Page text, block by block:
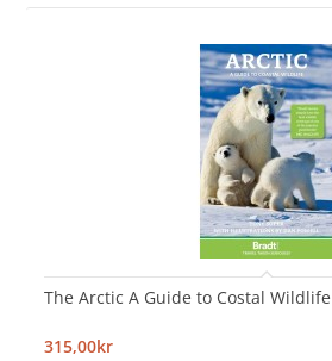
The Arctic A Guide to Costal
315,00kr